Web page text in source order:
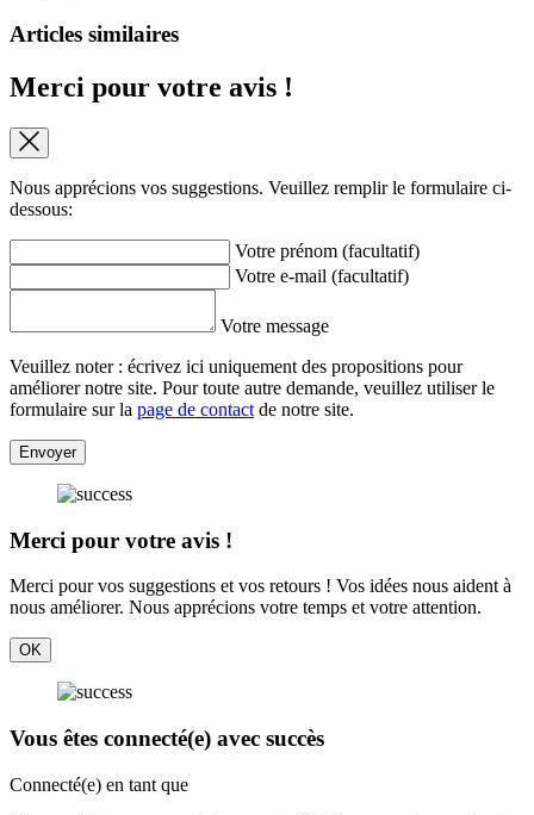
Articles similaires
Merci pour votre avis !
Nous apprécions vos suggestions. Veuillez remplir le formulaire ci-
dessous:
Votre prénom (facultatif)
Votre e-mail (facultatif)
Votre message
Veuillez noter : écrivez ici uniquement des propositions pour
améliorer notre site. Pour toute autre demande, veuillez utiliser le
formulaire sur la page de contact de notre site.
Envoyer
Merci pour votre avis !
Merci pour vos suggestions et vos retours ! Vos idées nous aident à
nous améliorer. Nous apprécions votre temps et votre attention.
OK
Vous êtes connecté(e) avec succès
Connecté(e) en tant que